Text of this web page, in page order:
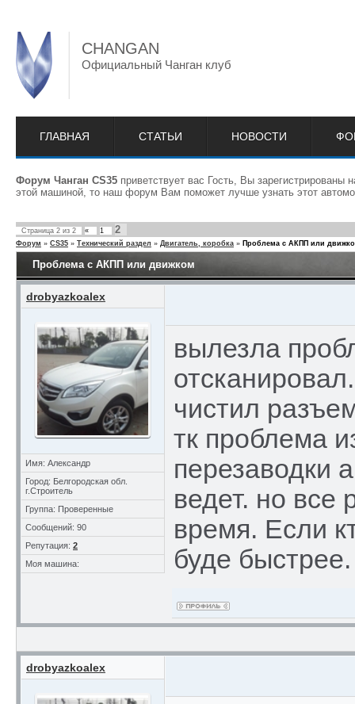
CHANGAN
Официальный Чанган клуб
ГЛАВНАЯ СТАТЬИ НОВОСТИ
Форум Чанган CS35 приветствует вас Гость, Вы
этой машиной, то наш форум Вам поможет лучше узнать этот
Страница 2 из 2 « 1 2
Форум » CS35 » Технический раздел » Двигатель, коробка » Проблема с АКПП или
Проблема с АКПП или движком
drobyazkoalex
Имя: Александр
Город: Белгородская обл.
г.Строитель
Группа: Проверенные
Сообщений: 90
Репутация: 2
Моя машина:
вылезла
чистил
тк проблема
перезаводки
ведет. но все
время. Если
буде быстрее.
drobyazkoalex